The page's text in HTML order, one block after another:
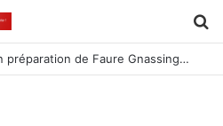
Nouveau subterfuge en préparation de Faure Gnassingbé pour ne jamais partir ; les Togolais disent non et sont vent debout